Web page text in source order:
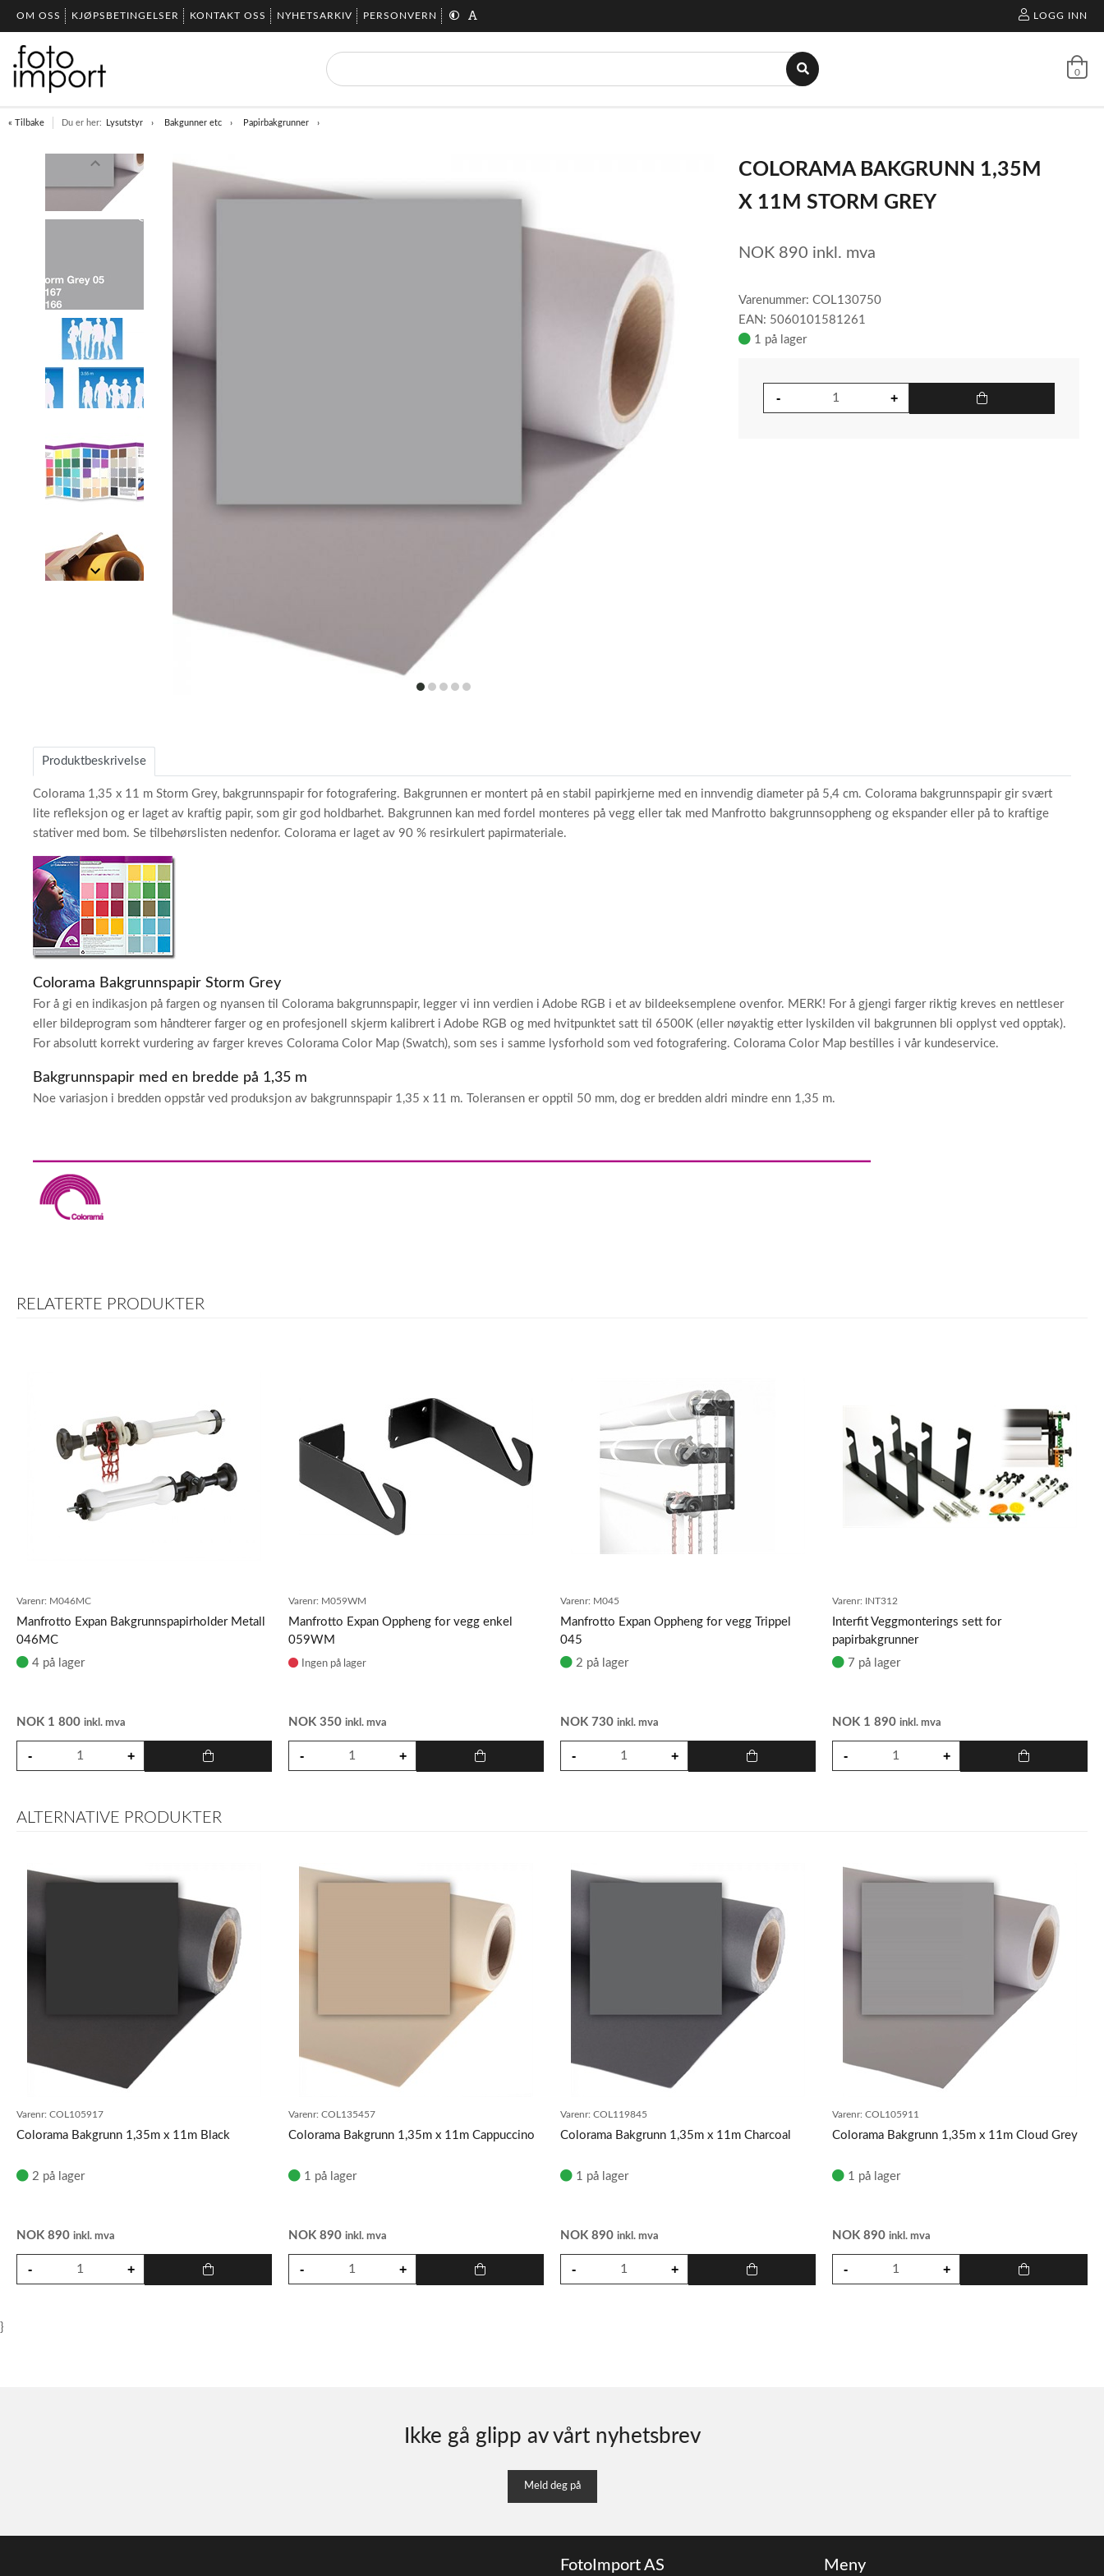
OM OSS KJØPSBETINGELSER KONTAKT OSS NYHETSARKIV PERSONVERN LOGG INN
0
« Tilbake Du er her: Lysutstyr Bakgunner etc Papirbakgrunner
itemitemitemitemitem
COLORAMA BAKGRUNN 1,35M
X 11M STORM GREY
NOK 890 inkl. mva
Varenummer: COL130750
EAN: 5060101581261
1 på lager
Produktbeskrivelse
Colorama 1,35 x 11 m Storm Grey, bakgrunnspapir for fotografering. Bakgrunnen er montert på en stabil papirkjerne med en innvendig diameter på 5,4 cm. Colorama bakgrunnspapir gir svært
lite refleksjon og er laget av kraftig papir, som gir god holdbarhet. Bakgrunnen kan med fordel monteres på vegg eller tak med Manfrotto bakgrunnsoppheng og ekspander eller på to kraftige
stativer med bom. Se tilbehørslisten nedenfor. Colorama er laget av 90 % resirkulert papirmateriale.
Colorama Bakgrunnspapir Storm Grey
For å gi en indikasjon på fargen og nyansen til Colorama bakgrunnspapir, legger vi inn verdien i Adobe RGB i et av bildeeksemplene ovenfor. MERK! For å gjengi farger riktig kreves en nettleser
eller bildeprogram som håndterer farger og en profesjonell skjerm kalibrert i Adobe RGB og med hvitpunktet satt til 6500K (eller nøyaktig etter lyskilden vil bakgrunnen bli opplyst ved opptak).
For absolutt korrekt vurdering av farger kreves Colorama Color Map (Swatch), som ses i samme lysforhold som ved fotografering. Colorama Color Map bestilles i vår kundeservice.
Bakgrunnspapir med en bredde på 1,35 m
Noe variasjon i bredden oppstår ved produksjon av bakgrunnspapir 1,35 x 11 m. Toleransen er opptil 50 mm, dog er bredden aldri mindre enn 1,35 m.
RELATERTE PRODUKTER
Varenr: M046MC
Manfrotto Expan Bakgrunnspapirholder Metall
046MC
4 på lager
NOK 1 800 inkl. mva
Varenr: M059WM
Manfrotto Expan Oppheng for vegg enkel
059WM
Ingen på lager
NOK 350 inkl. mva
Varenr: M045
Manfrotto Expan Oppheng for vegg Trippel
045
2 på lager
NOK 730 inkl. mva
Varenr: INT312
Interfit Veggmonterings sett for
papirbakgrunner
7 på lager
NOK 1 890 inkl. mva
ALTERNATIVE PRODUKTER
Varenr: COL105917
Colorama Bakgrunn 1,35m x 11m Black
2 på lager
NOK 890 inkl. mva
Varenr: COL135457
Colorama Bakgrunn 1,35m x 11m Cappuccino
1 på lager
NOK 890 inkl. mva
Varenr: COL119845
Colorama Bakgrunn 1,35m x 11m Charcoal
1 på lager
NOK 890 inkl. mva
Varenr: COL105911
Colorama Bakgrunn 1,35m x 11m Cloud Grey
1 på lager
NOK 890 inkl. mva
}
Ikke gå glipp av vårt nyhetsbrev
Meld deg på
FotoImport AS Meny